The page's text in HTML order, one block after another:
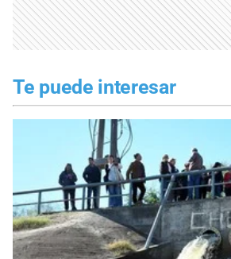
Te puede interesar